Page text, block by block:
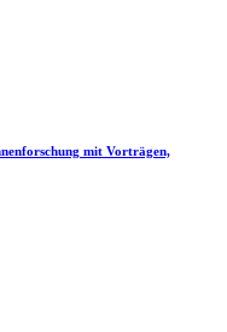
mit Vorträgen,